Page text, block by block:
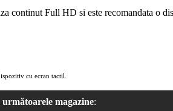
continut Full HD si este recomandata o
cu ecran tactil.
următoarele magazine: